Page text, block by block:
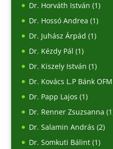
Dr. Horváth István (1)
Dr. Hossó Andrea (1)
Dr. Juhász Árpád (1)
Dr. Kézdy Pál (1)
Dr. Kiszely István (1)
Dr. Kovács L.P Bánk OFM
Dr. Papp Lajos (1)
Dr. Renner Zsuzsanna
Dr. Salamin András (2)
Dr. Somkuti Bálint(1)